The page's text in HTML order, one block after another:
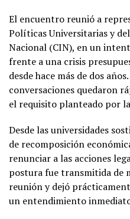
El encuentro reunió a
Políticas Universitarias y
Nacional (CIN), en un
frente a una crisis
desde hace más de dos
conversaciones quedaron
el requisito planteado por
Desde las universidades
de recomposición
renunciar a las acciones
postura fue transmitida de
reunión y dejó
un entendimiento